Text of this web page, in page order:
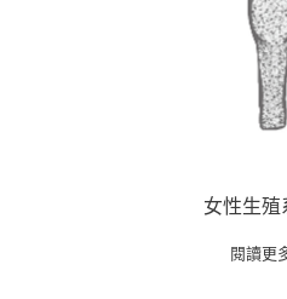
女性生
閱讀更